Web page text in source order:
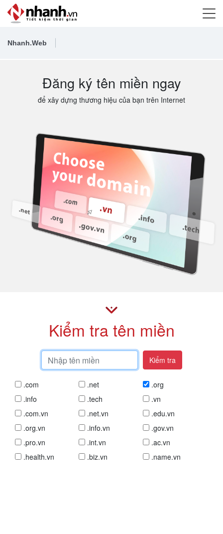
Nhanh.Web
Đăng ký tên miền ngay
để xây dựng thương hiệu của bạn trên Internet
Kiểm tra tên miền
Kiểm tra
.com .net
.org
.info
.tech
.vn
.com.vn
.net.vn
.edu.vn
.org.vn
.info.vn
.gov.vn
.pro.vn
.int.vn
.ac.vn
.health.vn
.biz.vn .name.vn